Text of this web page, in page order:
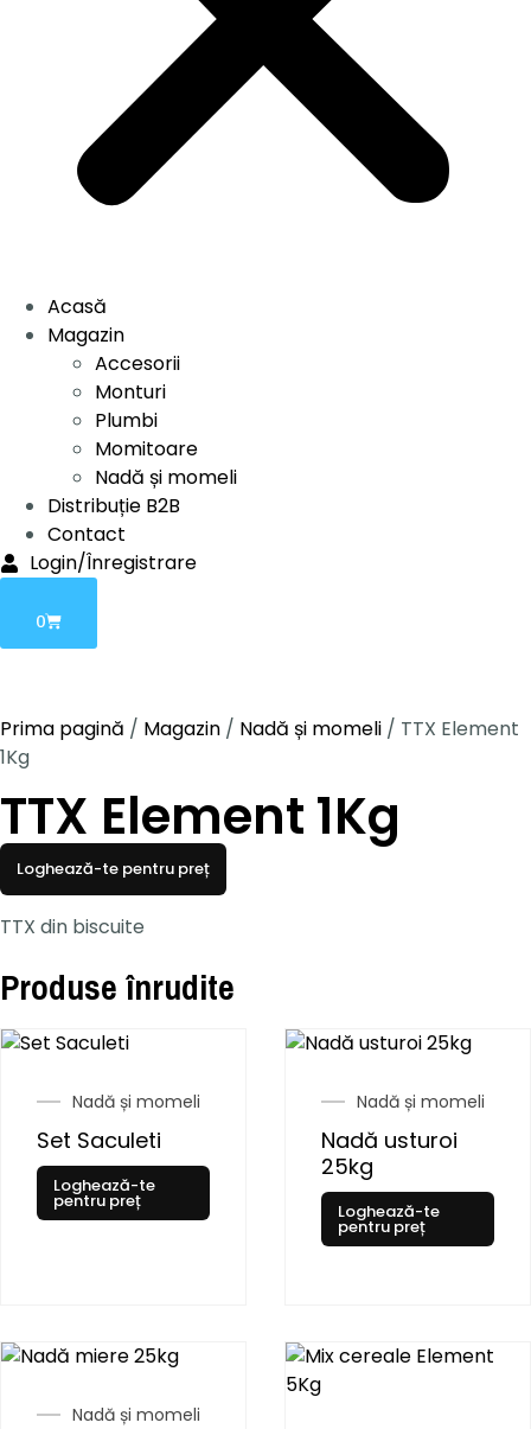
Acasă
Magazin
Accesorii
Monturi
Plumbi
Momitoare
Nadă și momeli
Distribuție B2B
Contact
Login/Înregistrare
0
Prima pagină / Magazin / Nadă și momeli / TTX Element
1Kg
TTX Element 1Kg
Loghează-te pentru preț
TTX din biscuite
Produse înrudite
Nadă și momeli
Set Saculeti
Loghează-te
pentru preț
Nadă și momeli
Nadă usturoi
25kg
Loghează-te
pentru preț
Nadă și momeli